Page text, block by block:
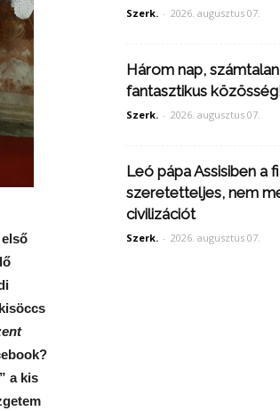
a kis
Szerk. - 2026. augusztus 07.
Három nap,
fantasztikus
Szerk. - 2026. augusztus 07.
Leó pápa Assisiben a
szeretetteljes, nem
civilizációt
Szerk. - 2026. augusztus 07.